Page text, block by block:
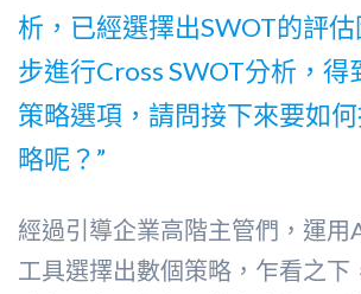
析，已經選擇出SWOT的評
步進行Cross SWOT分析，得
策略選項，請問接下來要如
略呢？”
經過引導企業高階主管們，運用
工具選擇出數個策略，乍看之下